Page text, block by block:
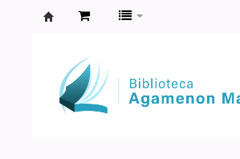
Agamenon
Magalhães